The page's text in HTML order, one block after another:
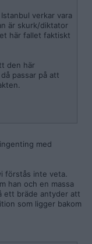
verkar vara
är skurk/diktator
här fallet faktiskt
den här
passar på att
med
förstås inte veta.
han och en massa
ett bräde antyder att
som ligger bakom